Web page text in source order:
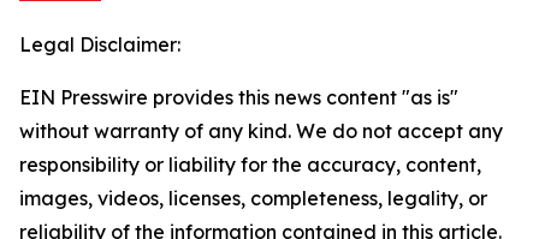
Legal Disclaimer:
EIN Presswire provides this news content "as is"
without warranty of any kind. We do not accept any
responsibility or liability for the accuracy, content,
images, videos, licenses, completeness, legality, or
reliability of the information contained in this article.